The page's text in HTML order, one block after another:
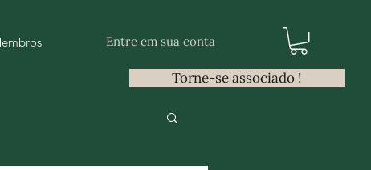
Entre em sua conta
Torne-se associado !